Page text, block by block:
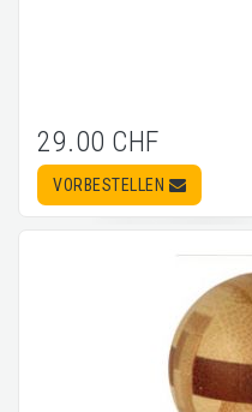
29.00 CHF
VORBESTELLEN